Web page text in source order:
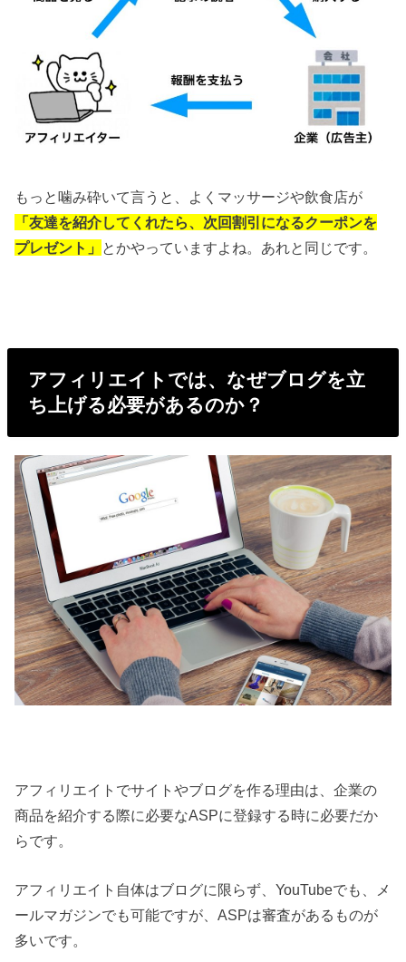
もっと噛み砕いて言うと、よくマッサージや飲食店が
「友達を紹介してくれたら、次回割引になるクーポンを
プレゼント」 とかやっていますよね。あれと同じです。
アフィリエイトでは、なぜブログを立
ち上げる必要があるのか？
アフィリエイトでサイトやブログを作る理由は、企業の
商品を紹介する際に必要なASPに登録する時に必要だか
らです。
アフィリエイト自体はブログに限らず、YouTubeでも、メ
ールマガジンでも可能ですが、ASPは審査があるものが
多いです。